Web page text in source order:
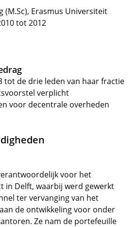
(M.Sc), Erasmus Universiteit
tot 2012
tot de drie leden van haar fractie
verplicht
voor decentrale overheden
voor het
in Delft, waarbij werd gewerkt
ter vervanging van het
de ontwikkeling voor onder
Ze nam de portefeuille